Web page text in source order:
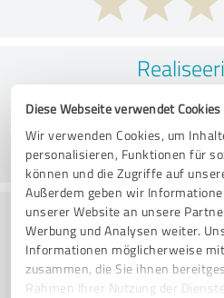
Diese Webseite verwendet Cookies
Wir verwenden Cookies, um
personalisieren, Funktionen für
können und die Zugriffe auf
Außerdem geben wir
unserer Website an unsere
Werbung und Analysen weiter.
Informationen möglicherweise
zusammen, die Sie ihnen
Rahmen Ihrer Nutzung der